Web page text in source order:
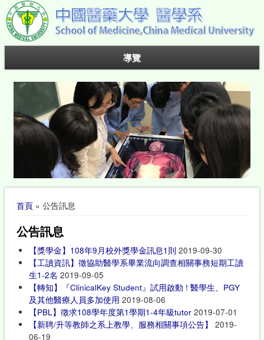
導覽
您在這裡
首頁» 公告訊息
公告訊息
【獎學金】108年9月校外獎學金訊息1則 2019-09-30
【工讀資訊】徵協助醫學系畢業流向調查相關事務短期工讀
生1-2名 2019-09-05
【轉知】『ClinicalKey Student』試用啟動 ! 醫學生、PGY
及其他醫療人員多加使用 2019-08-06
【PBL】徵求108學年度第1學期1-4年級tutor 2019-07-01
【新聘/升等教師之系上教學、服務相關事項公告】
2019-
06-19